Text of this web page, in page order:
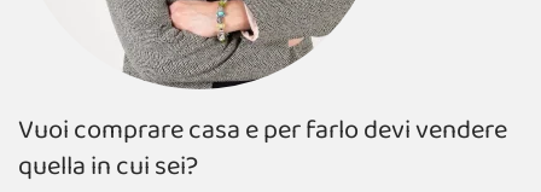
Vuoi comprare casa e per farlo devi vendere
quella in cui sei?